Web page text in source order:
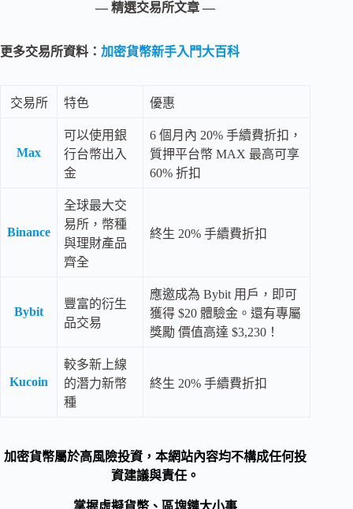
— 精選交易所文章 —
更多交易所資料： 加密貨幣新手入門大百科
交易所 特色 優惠
Max
可以使用銀
行台幣出入
金
6 個月內 20% 手續費折扣，
質押平台幣 MAX 最高可享
60% 折扣
Binance
全球最大交
易所，幣種
與理財產品
齊全
終生 20% 手續費折扣
Bybit
豐富的衍生
品交易
應邀成為 Bybit 用戶，即可
獲得 $20 體驗金。還有專屬
獎勵 價值高達 $3,230！
Kucoin
較多新上線
的潛力新幣
種
終生 20% 手續費折扣
加密貨幣屬於高風險投資，本網站內容均不構成任何投
資建議與責任。
掌握虛擬貨幣、區塊鏈大小事